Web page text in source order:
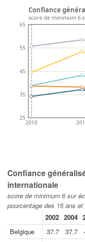
2010
25
35
45
55
65
Confiance
score de minimum 6
Confiance
internationale
score de minimum 6 sur
pourcentage des 15 ans et
2002 2004
Belgique
37.7 37.7